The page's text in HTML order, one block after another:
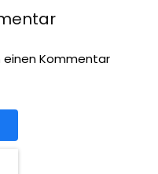
einen Kommentar